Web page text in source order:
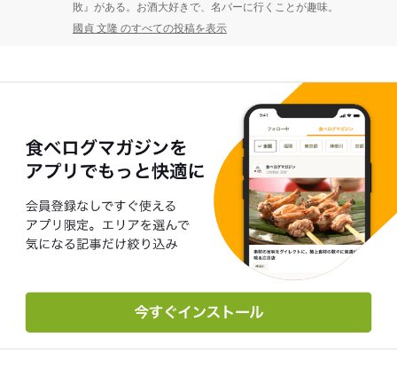
敗』がある。お酒大好きで、名バーに行くことが趣味。
國貞 文隆 のすべての投稿を表示